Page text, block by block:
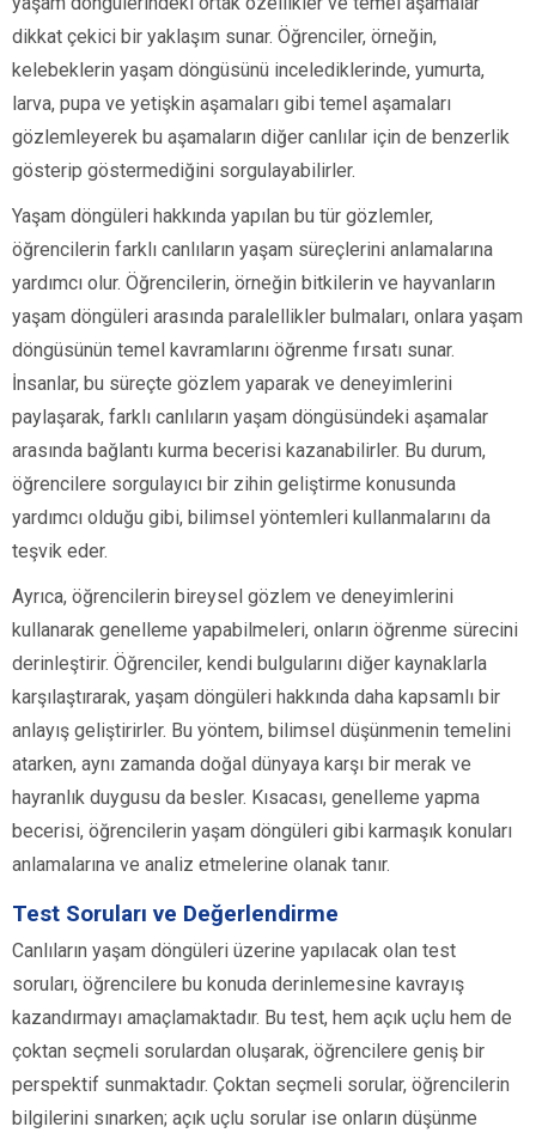
dikkat çekici bir yaklaşım sunar. Öğrenciler, örneğin,
kelebeklerin yaşam döngüsünü incelediklerinde, yumurta,
larva, pupa ve yetişkin aşamaları gibi temel aşamaları
gözlemleyerek bu aşamaların diğer canlılar için de benzerlik
gösterip göstermediğini sorgulayabilirler.
Yaşam döngüleri hakkında yapılan bu tür gözlemler,
öğrencilerin farklı canlıların yaşam süreçlerini anlamalarına
yardımcı olur. Öğrencilerin, örneğin bitkilerin ve hayvanların
yaşam döngüleri arasında paralellikler bulmaları, onlara yaşam
döngüsünün temel kavramlarını öğrenme fırsatı sunar.
İnsanlar, bu süreçte gözlem yaparak ve deneyimlerini
paylaşarak, farklı canlıların yaşam döngüsündeki aşamalar
arasında bağlantı kurma becerisi kazanabilirler. Bu durum,
öğrencilere sorgulayıcı bir zihin geliştirme konusunda
yardımcı olduğu gibi, bilimsel yöntemleri kullanmalarını da
teşvik eder.
Ayrıca, öğrencilerin bireysel gözlem ve deneyimlerini
kullanarak genelleme yapabilmeleri, onların öğrenme sürecini
derinleştirir. Öğrenciler, kendi bulgularını diğer kaynaklarla
karşılaştırarak, yaşam döngüleri hakkında daha kapsamlı bir
anlayış geliştirirler. Bu yöntem, bilimsel düşünmenin temelini
atarken, aynı zamanda doğal dünyaya karşı bir merak ve
hayranlık duygusu da besler. Kısacası, genelleme yapma
becerisi, öğrencilerin yaşam döngüleri gibi karmaşık konuları
anlamalarına ve analiz etmelerine olanak tanır.
Test Soruları ve Değerlendirme
Canlıların yaşam döngüleri üzerine yapılacak olan test
soruları, öğrencilere bu konuda derinlemesine kavrayış
kazandırmayı amaçlamaktadır. Bu test, hem açık uçlu hem de
çoktan seçmeli sorulardan oluşarak, öğrencilere geniş bir
perspektif sunmaktadır. Çoktan seçmeli sorular, öğrencilerin
bilgilerini sınarken; açık uçlu sorular ise onların düşünme